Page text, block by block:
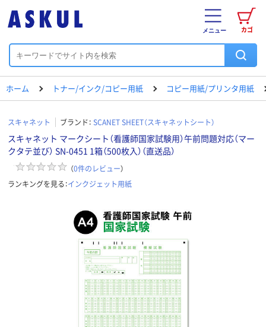
カゴ
メニュー
ホーム トナー/インク/コピー用紙 コピー用紙/プリンタ用紙
スキャネット ブランド： SCANET SHEET（スキャネットシート）
スキャネット マークシート（看護師国家試験用）午前問題対応（マー
クタテ並び） SN-0451 1箱（500枚入）（直送品）
（0件のレビュー）
ランキングを見る：インクジェット用紙